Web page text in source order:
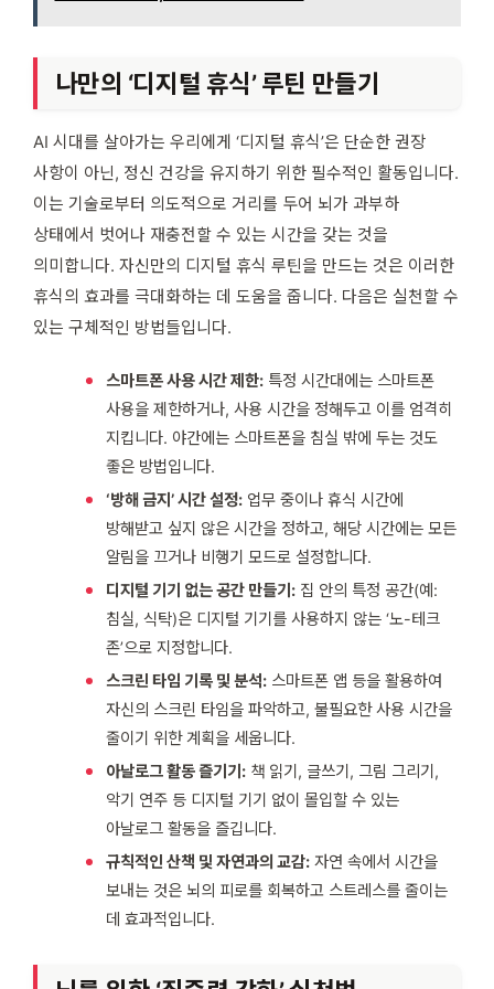
나만의 ‘디지털 휴식’ 루틴 만들기
AI 시대를 살아가는 우리에게 ‘디지털 휴식’은 단순한 권장
사항이 아닌, 정신 건강을 유지하기 위한 필수적인 활동입니다.
이는 기술로부터 의도적으로 거리를 두어 뇌가 과부하
상태에서 벗어나 재충전할 수 있는 시간을 갖는 것을
의미합니다. 자신만의 디지털 휴식 루틴을 만드는 것은 이러한
휴식의 효과를 극대화하는 데 도움을 줍니다. 다음은 실천할 수
있는 구체적인 방법들입니다.
스마트폰 사용 시간 제한: 특정 시간대에는 스마트폰
사용을 제한하거나, 사용 시간을 정해두고 이를 엄격히
지킵니다. 야간에는 스마트폰을 침실 밖에 두는 것도
좋은 방법입니다.
‘방해 금지’ 시간 설정: 업무 중이나 휴식 시간에
방해받고 싶지 않은 시간을 정하고, 해당 시간에는 모든
알림을 끄거나 비행기 모드로 설정합니다.
디지털 기기 없는 공간 만들기: 집 안의 특정 공간(예:
침실, 식탁)은 디지털 기기를 사용하지 않는 ‘노-테크
존’으로 지정합니다.
스크린 타임 기록 및 분석: 스마트폰 앱 등을 활용하여
자신의 스크린 타임을 파악하고, 불필요한 사용 시간을
줄이기 위한 계획을 세웁니다.
아날로그 활동 즐기기: 책 읽기, 글쓰기, 그림 그리기,
악기 연주 등 디지털 기기 없이 몰입할 수 있는
아날로그 활동을 즐깁니다.
규칙적인 산책 및 자연과의 교감: 자연 속에서 시간을
보내는 것은 뇌의 피로를 회복하고 스트레스를 줄이는
데 효과적입니다.